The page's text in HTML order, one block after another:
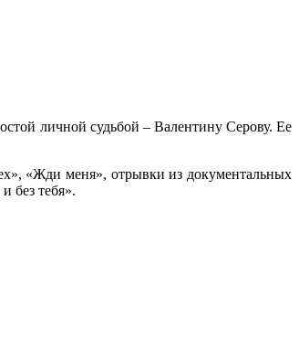
личной судьбой – Валентину Серову. Ее
«Жди меня», отрывки из документальных
без тебя».